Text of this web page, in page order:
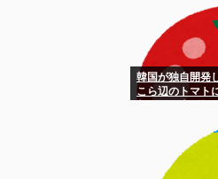
韓国が独自開発
こら辺のトマト